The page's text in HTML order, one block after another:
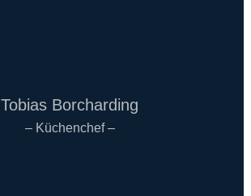
Tobias Borcharding
– Küchenchef –